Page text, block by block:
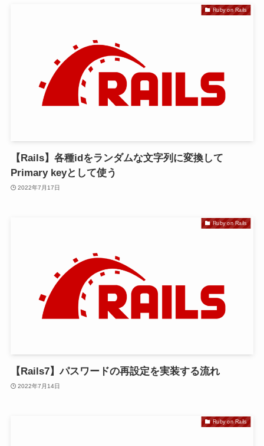
Ruby on Rails
【Rails】各種idをランダムな文字列に変換して
Primary keyとして使う
2022年7月17日
Ruby on Rails
【Rails7】パスワードの再設定を実装する流れ
2022年7月14日
Ruby on Rails